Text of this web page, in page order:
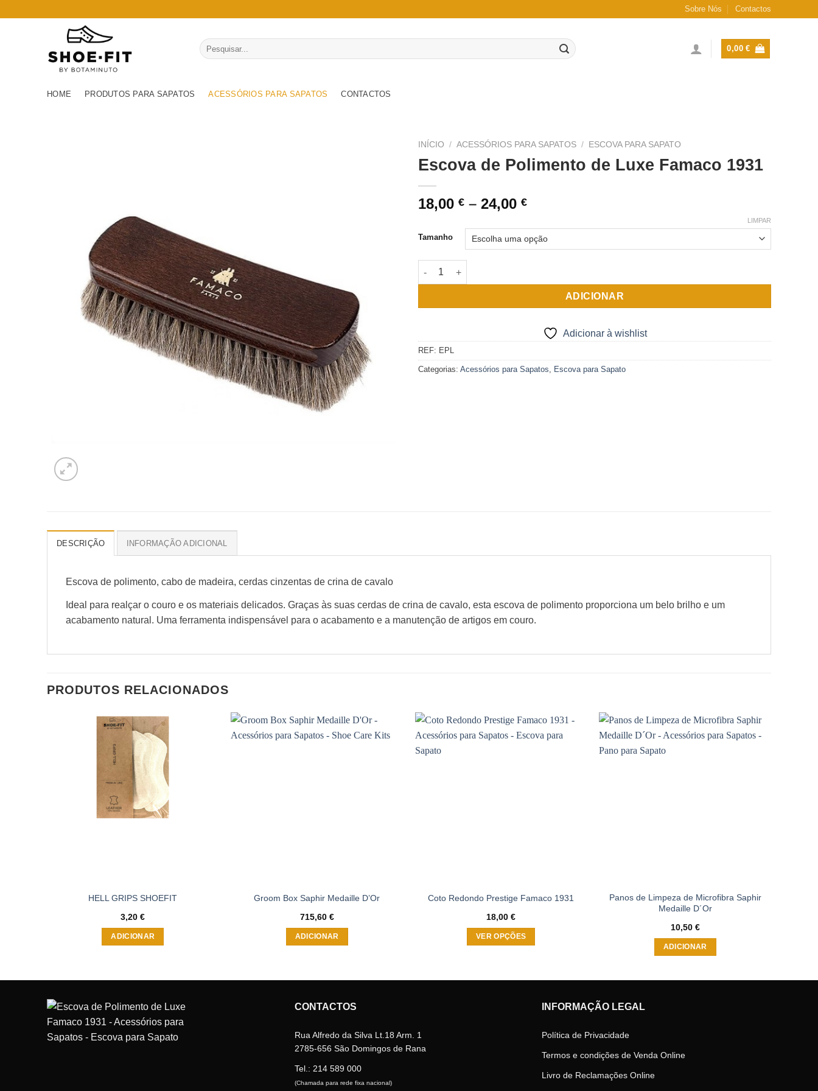
Sobre Nós Contactos
Pesquisar
por:
0,00€
HOME PRODUTOS PARA SAPATOS ACESSÓRIOS PARA SAPATOS CONTACTOS
INÍCIO / ACESSÓRIOS PARA SAPATOS / ESCOVA PARA SAPATO
Escova de Polimento de Luxe Famaco 1931
18,00 € – 24,00 €Price
18,00 €
through
Tamanho
LIMPAR
Quantidade de Escova de Polimento de Luxe Famaco 1931
ADICIONAR
Adicionar à wishlist
REF: EPL
Categorias: Acessórios para Sapatos Escova para Sapato
DESCRIÇÃO INFORMAÇÃO ADICIONAL
Escova de polimento, cabo de madeira, cerdas cinzentas de crina de cavalo
Ideal para realçar o couro e os materiais delicados. Graças às suas cerdas de crina de cavalo, esta escova de polimento proporciona um belo brilho e um
acabamento natural. Uma ferramenta indispensável para o acabamento e a manutenção de artigos em couro.
PRODUTOS RELACIONADOS
HELL GRIPS SHOEFIT
3,20€
ADICIONAR
Groom Box Saphir Medaille D’Or
715,60 €
ADICIONAR
Coto Redondo Prestige Famaco 1931
18,00€
VER OPÇÕES
has
Panos de Limpeza de Microfibra Saphir
Medaille D´Or
10,50 €
ADICIONAR
CONTACTOS
Rua Alfredo da Silva Lt.18 Arm. 1
2785-656 São Domingos de Rana
Tel.: 214 589 000
(Chamada para rede fixa nacional)
INFORMAÇÃO LEGAL
Política de Privacidade
Termos e condições de Venda Online
Livro de Reclamações Online